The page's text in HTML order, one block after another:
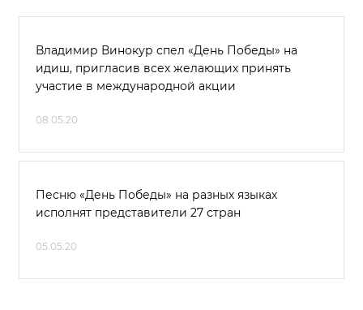
Владимир Винокур спел «День Победы» на
идиш, пригласив всех желающих принять
участие в международной акции
08.05.20
Песню «День Победы» на разных языках
исполнят представители 27 стран
05.05.20